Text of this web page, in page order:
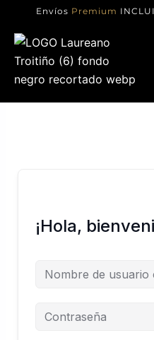
contenido
Envíos Premium
¡Hola,